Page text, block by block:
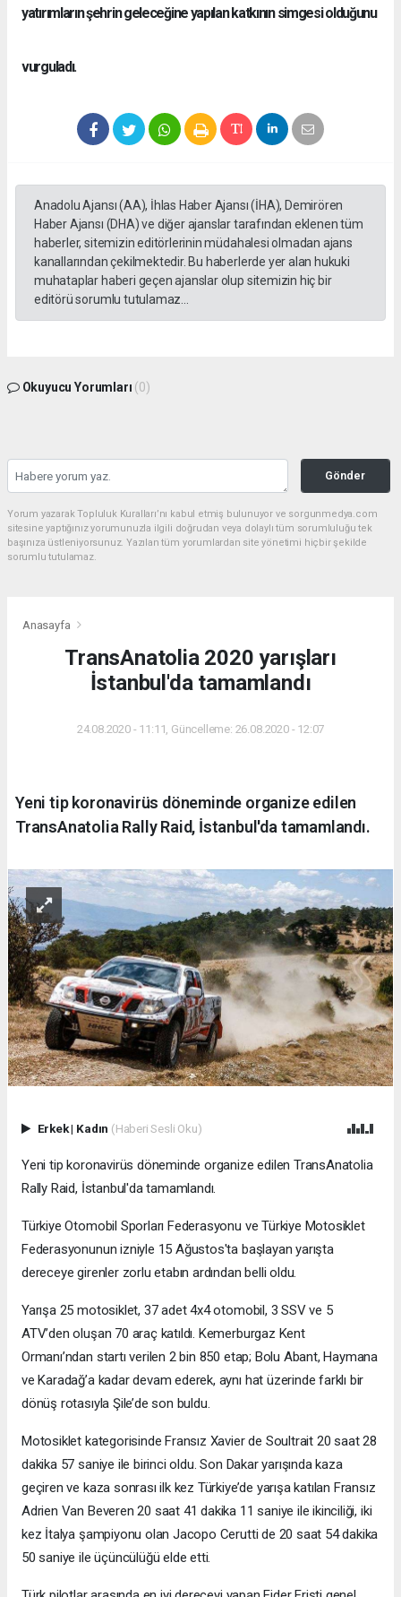
yatırımların şehrin geleceğine yapılan katkının simgesi olduğunu
vurguladı.
Anadolu Ajansı (AA), İhlas Haber Ajansı (İHA), Demirören
Haber Ajansı (DHA) ve diğer ajanslar tarafından eklenen tüm
haberler, sitemizin editörlerinin müdahalesi olmadan ajans
kanallarından çekilmektedir. Bu haberlerde yer alan hukuki
muhataplar haberi geçen ajanslar olup sitemizin hiç bir
editörü sorumlu tutulamaz...
Okuyucu Yorumları (0)
Gönder
Yorum yazarak Topluluk Kuralları’nı kabul etmiş bulunuyor ve sorgunmedya.com
sitesine yaptığınız yorumunuzla ilgili doğrudan veya dolaylı tüm sorumluluğu tek
başınıza üstleniyorsunuz. Yazılan tüm yorumlardan site yönetimi hiçbir şekilde
sorumlu tutulamaz.
Anasayfa
TransAnatolia 2020 yarışları
İstanbul'da tamamlandı
24.08.2020 - 11:11, Güncelleme: 26.08.2020 - 12:07
Yeni tip koronavirüs döneminde organize edilen
TransAnatolia Rally Raid, İstanbul'da tamamlandı.
Erkek| Kadın (Haberi Sesli Oku)
Yeni tip koronavirüs döneminde organize edilen TransAnatolia
Rally Raid, İstanbul'da tamamlandı.
Türkiye Otomobil Sporları Federasyonu ve Türkiye Motosiklet
Federasyonunun izniyle 15 Ağustos'ta başlayan yarışta
dereceye girenler zorlu etabın ardından belli oldu.
Yarışa 25 motosiklet, 37 adet 4x4 otomobil, 3 SSV ve 5
ATV’den oluşan 70 araç katıldı. Kemerburgaz Kent
Ormanı’ndan startı verilen 2 bin 850 etap; Bolu Abant, Haymana
ve Karadağ’a kadar devam ederek, aynı hat üzerinde farklı bir
dönüş rotasıyla Şile’de son buldu.
Motosiklet kategorisinde Fransız Xavier de Soultrait 20 saat 28
dakika 57 saniye ile birinci oldu. Son Dakar yarışında kaza
geçiren ve kaza sonrası ilk kez Türkiye’de yarışa katılan Fransız
Adrien Van Beveren 20 saat 41 dakika 11 saniye ile ikinciliği, iki
kez İtalya şampiyonu olan Jacopo Cerutti de 20 saat 54 dakika
50 saniye ile üçüncülüğü elde etti.